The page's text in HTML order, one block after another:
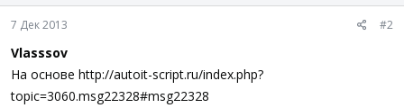
7 Дек 2013 #2
Vlasssov
На основе http://autoit-script.ru/index.php?
topic=3060.msg22328#msg22328